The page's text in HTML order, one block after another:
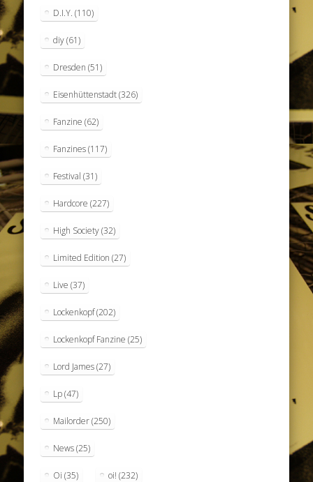
D.I.Y. (110)
diy(61)
Dresden (51)
Eisenhüttenstadt(326)
Fanzine (62)
Fanzines(117)
Festival (31)
Hardcore (227)
High Society(32)
Limited Edition (27)
Live (37)
Lockenkopf(202)
Lockenkopf Fanzine (25)
Lord James(27)
Lp(47)
Mailorder(250)
News(25)
Oi (35) oi! (232)